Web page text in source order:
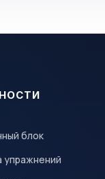
блок
упражнений